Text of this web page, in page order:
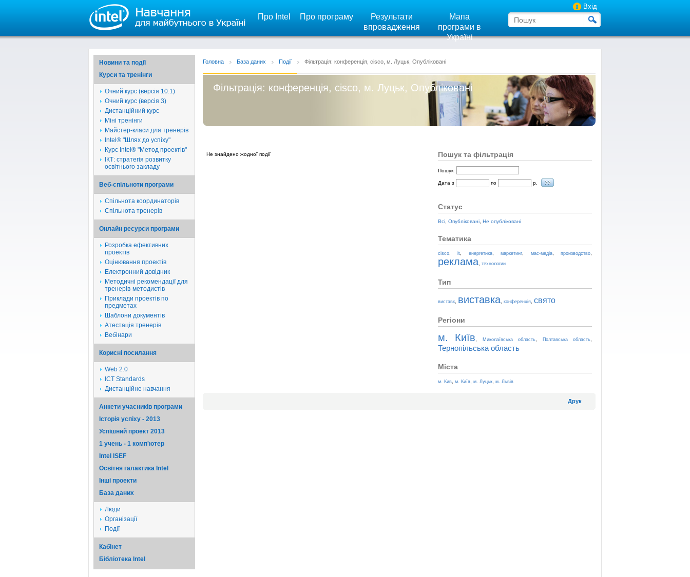
Вхід
Про Intel Про програму
Результати
впровадження
Мапа
програми в
Україні
Новини та події
Курси та тренінги
Очний курс (версія 10.1)
Очний курс (версія 3)
Дистанційний курс
Міні тренінги
Майстер-класи для тренерів
Intel® "Шлях до успіху"
Курс Intel® "Метод проектів"
ІКТ: стратегія розвитку
освітнього закладу
Веб-спільноти програми
Спільнота координаторів
Спільнота тренерів
Онлайн ресурси програми
Розробка ефективних
проектів
Оцінювання проектів
Електронний довідник
Методичні рекомендації для
тренерів-методистів
Приклади проектів по
предметах
Шаблони документів
Атестація тренерів
Вебінари
Корисні посилання
Web 2.0
ICT Standards
Дистанційне навчання
Анкети учасників програми
Історія успіху - 2013
Успішний проект 2013
1 учень - 1 комп'ютер
Intel ISEF
Освітня галактика Intel
Iншi проекти
База даних
Люди
Організації
Події
Кабінет
Бібліотека Intel
Головна База даних Події Фільтрація: конференція, cisco, м. Луцьк, Опубліковані
Фільтрація: конференція, cisco, м. Луцьк, Опубліковані
Не знайдено жодної події Пошук та фільтрація
Пошук:
Дата з по р.
Статус
Всі Опубліковані Не опубліковані
Тематика
cisco ,it енергетика,маркетинг мас-медіа,производство
реклама технологии
Тип
виставк виставка конференція свято
Регіони
м. Київ Миколаївська область Полтавська область
Тернопільська область
Міста
м. Кив м. Київ м. Луцьк м. Львів
Друк